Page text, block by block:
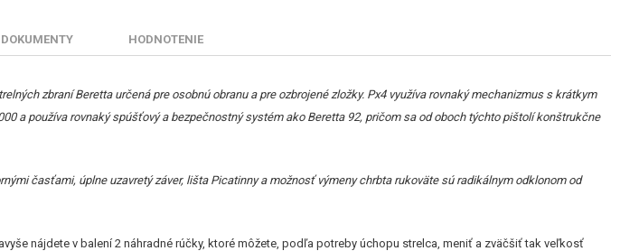
DOKUMENTY HODNOTENIE
zbraní Beretta určená pre osobnú obranu a pre ozbrojené zložky. Px4 využíva rovnaký mechanizmus s krátkym
a používa rovnaký spúšťový a bezpečnostný systém ako Beretta 92, pričom sa od oboch týchto pištolí konštrukčne
časťami, úplne uzavretý záver, lišta Picatinny a možnosť výmeny chrbta rukoväte sú radikálnym odklonom od
nájdete v balení 2 náhradné rúčky, ktoré môžete, podľa potreby úchopu strelca, meniť a zväčšiť tak veľkosť